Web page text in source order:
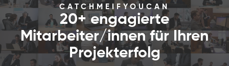
CATCHMEIFYOUCAN
20+ engagierte
Mitarbeiter/innen für Ihren
Projekterfolg